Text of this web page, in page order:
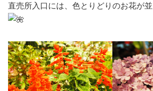
直売所入口には、色とりどりのお花が